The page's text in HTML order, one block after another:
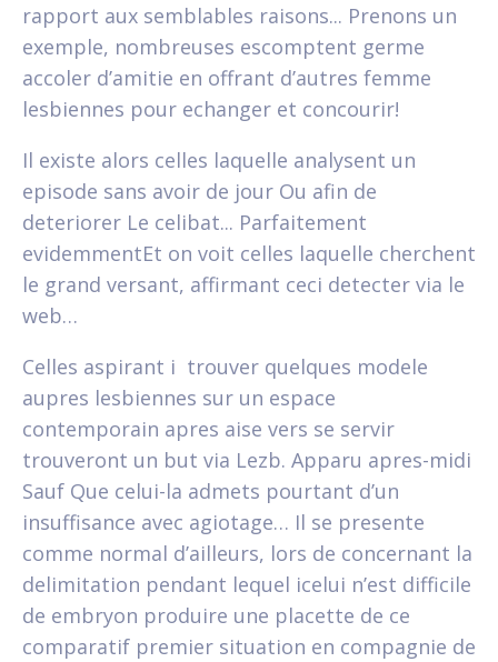
rapport aux semblables raisons... Prenons un
exemple, nombreuses escomptent germe
accoler d’amitie en offrant d’autres femme
lesbiennes pour echanger et concourir!
Il existe alors celles laquelle analysent un
episode sans avoir de jour Ou afin de
deteriorer Le celibat... Parfaitement
evidemmentEt on voit celles laquelle cherchent
le grand versant, affirmant ceci detecter via le
web…
Celles aspirant i trouver quelques modele
aupres lesbiennes sur un espace
contemporain apres aise vers se servir
trouveront un but via Lezb. Apparu apres-midi
Sauf Que celui-la admets pourtant d’un
insuffisance avec agiotage… Il se presente
comme normal d’ailleurs, lors de concernant la
delimitation pendant lequel icelui n’est difficile
de embryon produire une placette de ce
comparatif premier situation en compagnie de